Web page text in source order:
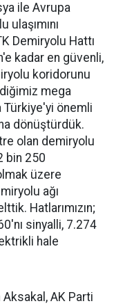
ile Avrupa
ulaşımını
Demiryolu Hattı
kadar en güvenli,
koridorunu
mega
önemli
dönüştürdük.
olan demiryolu
bin 250
üzere
ağı
Hatlarımızın;
sinyalli, 7.274
hale
Aksakal, AK Parti